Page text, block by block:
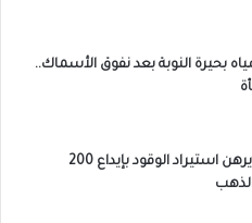
بحيرة النوبة بعد نفوق الأسماك..
بنك السودان يرهن استيراد الوقود بإيداع 200